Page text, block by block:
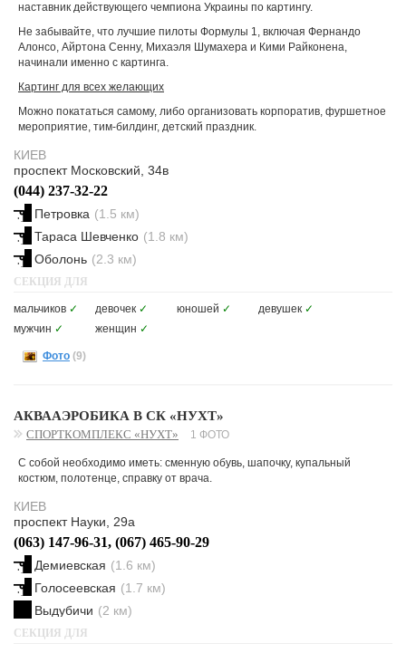
наставник действующего чемпиона Украины по картингу.
Не забывайте, что лучшие пилоты Формулы 1, включая Фернандо
Алонсо, Айртона Сенну, Михаэля Шумахера и Кими Райконена,
начинали именно с картинга.
Картинг для всех желающих
Можно покататься самому, либо организовать корпоратив, фуршетное
мероприятие, тим-билдинг, детский праздник.
КИЕВ
проспект Московский, 34в
(044) 237-32-22
Петровка (1.5 км)
Тараса Шевченко (1.8 км)
Оболонь (2.3 км)
СЕКЦИЯ ДЛЯ
мальчиков ✓ девочек ✓ юношей ✓ девушек ✓
мужчин ✓ женщин ✓
Фото (9)
АКВААЭРОБИКА В СК «НУХТ»
СПОРТКОМПЛЕКС «НУХТ» 1 ФОТО
С собой необходимо иметь: сменную обувь, шапочку, купальный
костюм, полотенце, справку от врача.
КИЕВ
проспект Науки, 29а
(063) 147-96-31, (067) 465-90-29
Демиевская (1.6 км)
Голосеевская (1.7 км)
Выдубичи (2 км)
СЕКЦИЯ ДЛЯ